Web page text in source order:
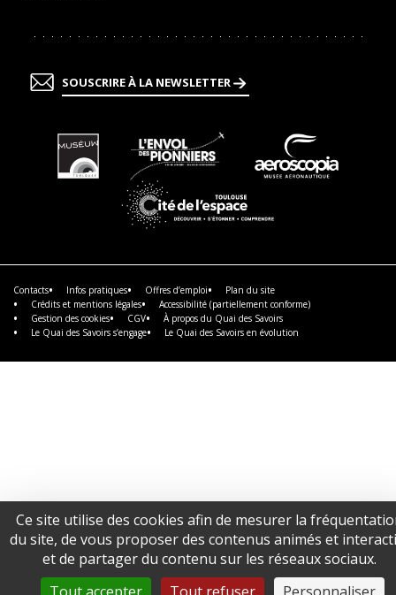
Ce site utilise des cookies afin de mesurer la
du site, de vous proposer des contenus animés et
et de partager du contenu sur les réseaux sociaux.
SOUSCRIRE À LA NEWSLETTER
En
savoir
plus
Contacts Infos pratiques Offres d’emploi
Plan du site
Crédits et mentions légales
Accessibilité (partiellement conforme)
Gestion des cookies
CGV
À propos du Quai des Savoirs
Le Quai des Savoirs s’engage
Le Quai des Savoirs en évolution